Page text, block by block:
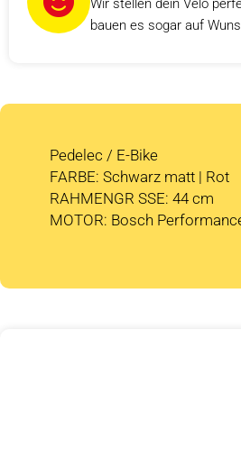
bauen es sogar auf
Pedelec / E-Bike
FARBE: Schwarz matt | Rot
RAHMENGR SSE: 44 cm
MOTOR: Bosch